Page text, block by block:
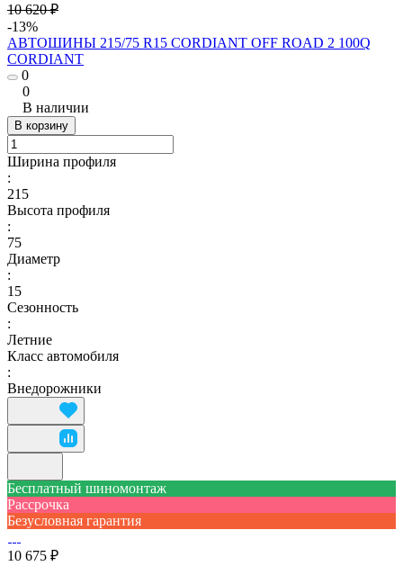
10 620 ₽
-13%
АВТОШИНЫ 215/75 R15 CORDIANT OFF ROAD 2 100Q
CORDIANT
0
0
В наличии
В корзину
Ширина профиля
:
215
Высота профиля
:
75
Диаметр
:
15
Сезонность
:
Летние
Класс автомобиля
:
Внедорожники
Бесплатный шиномонтаж
Рассрочка
Безусловная гарантия
10 675 ₽